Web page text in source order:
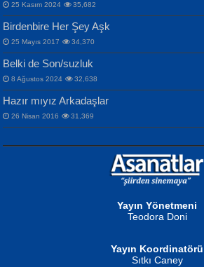
MAHMUT GÜRBÜZ
İbrahim Olmak ve Bitirebilmek...
NURAN KÖSE BAYDAR
Songül Özel
Mahzen...
Ben Deniz Değilim ki...
NAZIM HİKMET RAN
Bir Cezaevinde, Tecritteki Adamın
Mektupları...
25 Kasım 2024 35,682
Birdenbire Her Şey Aşk
25 Mayıs 2017 34,370
Belki de Son/suzluk
8 Ağustos 2024 32,638
Hazır mıyız Arkadaşlar
26 Nisan 2016 31,369
Yayın Yönetmeni
Teodora Doni
Yayın Koordinatörü
Sıtkı Caney